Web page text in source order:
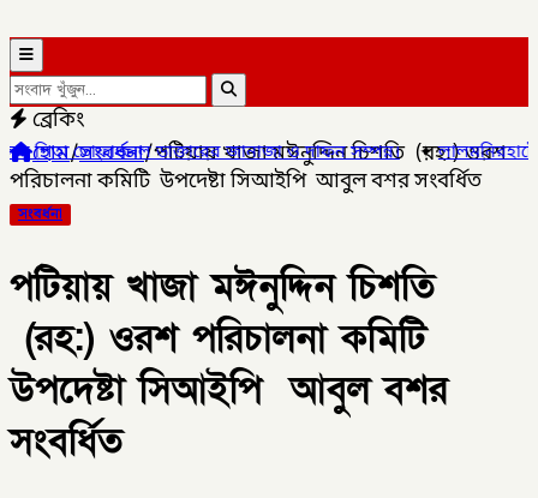
ব্রেকিং
ডাক্তারের জানাজা ও দাফন সম্পন্ন।✦লালমনিরহাটের ৫ উপজেলার
হোম/সংবর্ধনা/পটিয়ায় খাজা মঈনুদ্দিন চিশতি (রহ:) ওরশ
পরিচালনা কমিটি উপদেষ্টা সিআইপি আবুল বশর সংবর্ধিত
সংবর্ধনা
পটিয়ায় খাজা মঈনুদ্দিন চিশতি
(রহ:) ওরশ পরিচালনা কমিটি
উপদেষ্টা সিআইপি আবুল বশর
সংবর্ধিত